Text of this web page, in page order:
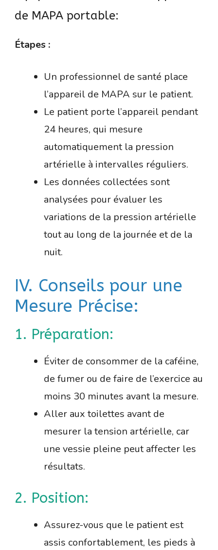
de MAPA portable:
Étapes :
Un professionnel de santé place
l’appareil de MAPA sur le patient.
Le patient porte l’appareil pendant
24 heures, qui mesure
automatiquement la pression
artérielle à intervalles réguliers.
Les données collectées sont
analysées pour évaluer les
variations de la pression artérielle
tout au long de la journée et de la
nuit.
IV. Conseils pour une
Mesure Précise:
1. Préparation:
Éviter de consommer de la caféine,
de fumer ou de faire de l’exercice au
moins 30 minutes avant la mesure.
Aller aux toilettes avant de
mesurer la tension artérielle, car
une vessie pleine peut affecter les
résultats.
2. Position:
Assurez-vous que le patient est
assis confortablement, les pieds à